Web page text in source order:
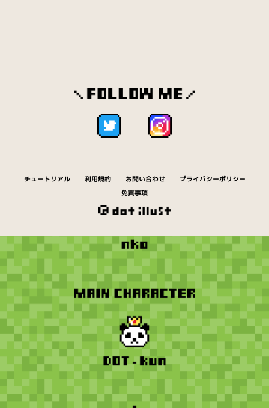
チュートリアル 利用規約 お問い合わせ
プライバシーポリシー
免責事項